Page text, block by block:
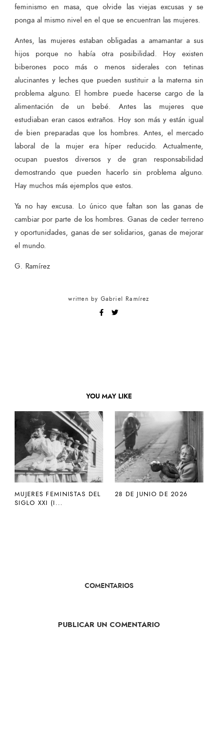
feminismo en masa, que olvide las viejas excusas y se
ponga al mismo nivel en el que se encuentran las mujeres.
Antes, las mujeres estaban obligadas a amamantar a sus
hijos porque no había otra posibilidad. Hoy existen
biberones poco más o menos siderales con tetinas
alucinantes y leches que pueden sustituir a la materna sin
problema alguno. El hombre puede hacerse cargo de la
alimentación de un bebé. Antes las mujeres que
estudiaban eran casos extraños. Hoy son más y están igual
de bien preparadas que los hombres. Antes, el mercado
laboral de la mujer era híper reducido. Actualmente,
ocupan puestos diversos y de gran responsabilidad
demostrando que pueden hacerlo sin problema alguno.
Hay muchos más ejemplos que estos.
Ya no hay excusa. Lo único que faltan son las ganas de
cambiar por parte de los hombres. Ganas de ceder terreno
y oportunidades, ganas de ser solidarios, ganas de mejorar
el mundo.
G. Ramírez
written by Gabriel Ramírez
YOU MAY LIKE
MUJERES FEMINISTAS DEL
SIGLO XXI (I...
28 DE JUNIO DE 2026
COMENTARIOS
PUBLICAR UN COMENTARIO